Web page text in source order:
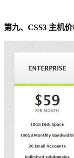
第九、CSS3 主机